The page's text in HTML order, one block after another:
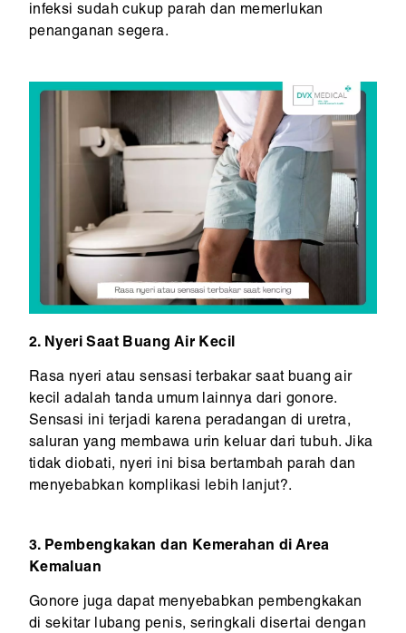
infeksi sudah cukup parah dan memerlukan
penanganan segera.
2. Nyeri Saat Buang Air Kecil
Rasa nyeri atau sensasi terbakar saat buang air
kecil adalah tanda umum lainnya dari gonore.
Sensasi ini terjadi karena peradangan di uretra,
saluran yang membawa urin keluar dari tubuh. Jika
tidak diobati, nyeri ini bisa bertambah parah dan
menyebabkan komplikasi lebih lanjut?.
3. Pembengkakan dan Kemerahan di Area
Kemaluan
Gonore juga dapat menyebabkan pembengkakan
di sekitar lubang penis, seringkali disertai dengan